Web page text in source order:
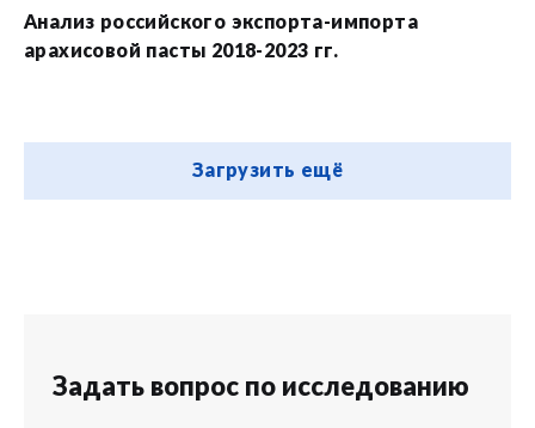
Анализ российского экспорта-импорта
арахисовой пасты 2018-2023 гг.
Загрузить ещё
Задать вопрос по исследованию